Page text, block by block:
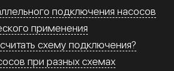
подключения насосов
применения
схему подключения?
при разных схемах